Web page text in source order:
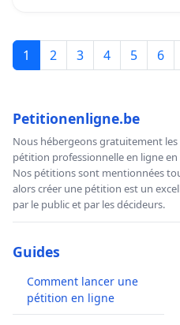
1 2 3 4 5 6
Petitionenligne.be
Nous hébergeons gratuitement
pétition professionnelle en ligne
Nos pétitions sont mentionnées
alors créer une pétition est un
par le public et par les décideurs.
Guides
Comment lancer une
pétition en ligne